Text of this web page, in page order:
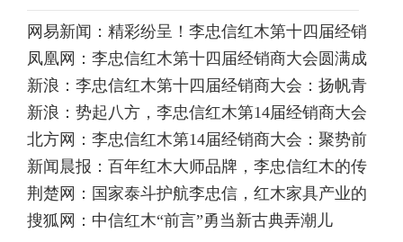
网易新闻：精彩纷呈！李忠信红木第十四届经销
商大会共谋发展大计
​凤凰网：李忠信红木第十四届经销商大会圆满成
功，引领行业迈向新高度
新浪：李忠信红木第十四届经销商大会：扬帆青
岛，共绘行业新篇章
新浪：势起八方，李忠信红木第14届经销商大会
盛大起航！
北方网：李忠信红木第14届经销商大会：聚势前
行，铸就辉煌新篇章！
新闻晨报：百年红木大师品牌，李忠信红木的传
承之道
荆楚网：国家泰斗护航李忠信，红木家具产业的
百年大计
搜狐网：中信红木“前言”勇当新古典弄潮儿